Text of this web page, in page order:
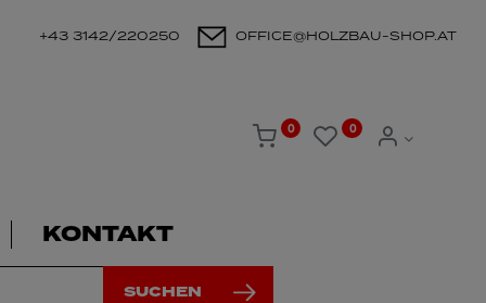
+43 3142/220250 OFFICE@HOLZBAU-SHOP.AT
0 0
KONTAKT
SUCHEN